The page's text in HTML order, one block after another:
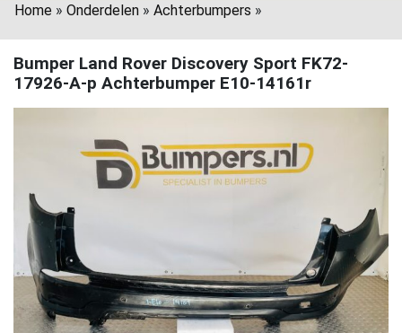
Home » Onderdelen » Achterbumpers »
Bumper Land Rover Discovery Sport FK72-
17926-A-p Achterbumper E10-14161r